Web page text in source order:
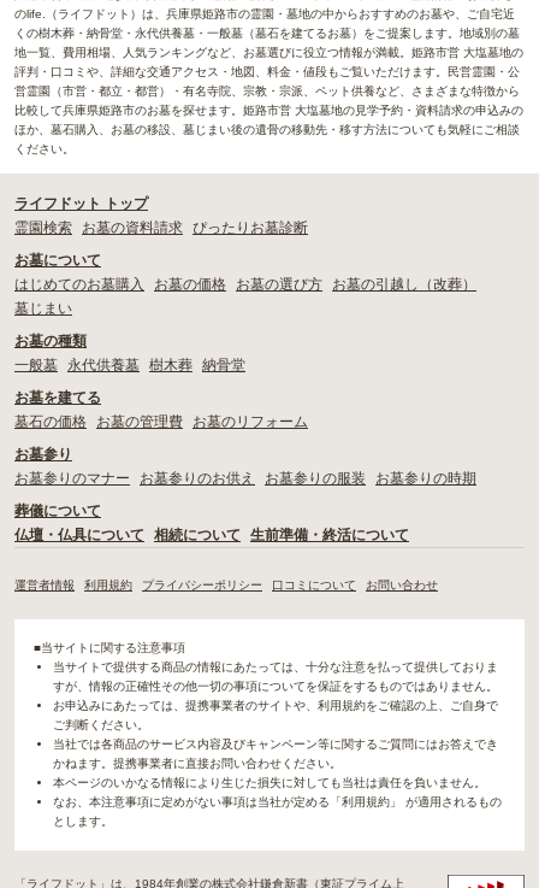
のlife.（ライフドット）は、兵庫県姫路市の霊園・墓地の中からおすすめのお墓や、ご自宅近
くの樹木葬・納骨堂・永代供養墓・一般墓（墓石を建てるお墓）をご提案します。地域別の墓
地一覧、費用相場、人気ランキングなど、お墓選びに役立つ情報が満載。姫路市営 大塩墓地の
評判・口コミや、詳細な交通アクセス・地図、料金・値段もご覧いただけます。民営霊園・公
営霊園（市営・都立・都営）・有名寺院、宗教・宗派、ペット供養など、さまざまな特徴から
比較して兵庫県姫路市のお墓を探せます。姫路市営 大塩墓地の見学予約・資料請求の申込みの
ほか、墓石購入、お墓の移設、墓じまい後の遺骨の移動先・移す方法についても気軽にご相談
ください。
ライフドット トップ
霊園検索
お墓の資料請求 ぴったりお墓診断
お墓について
はじめてのお墓購入
お墓の価格 お墓の選び方
お墓の引越し（改葬）
墓じまい
お墓の種類
一般墓
永代供養墓 樹木葬 納骨堂
お墓を建てる
墓石の価格
お墓の管理費
お墓のリフォーム
お墓参り
お墓参りのマナー
お墓参りのお供え お墓参りの服装
お墓参りの時期
葬儀について
仏壇・仏具について
相続について 生前準備・終活について
運営者情報 利用規約 プライバシーポリシー 口コミについて お問い合わせ
■当サイトに関する注意事項
当サイトで提供する商品の情報にあたっては、十分な注意を払って提供しておりま
すが、情報の正確性その他一切の事項についてを保証をするものではありません。
お申込みにあたっては、提携事業者のサイトや、利用規約をご確認の上、ご自身で
ご判断ください。
当社では各商品のサービス内容及びキャンペーン等に関するご質問にはお答えでき
かねます。提携事業者に直接お問い合わせください。
本ページのいかなる情報により生じた損失に対しても当社は責任を負いません。
なお、本注意事項に定めがない事項は当社が定める「利用規約」 が適用されるもの
とします。
「ライフドット」は、1984年創業の株式会社鎌倉新書（東証プライム上